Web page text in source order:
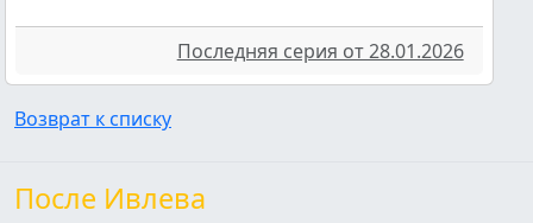
Последняя серия от 28.01.2026
Возврат к списку
После Ивлева